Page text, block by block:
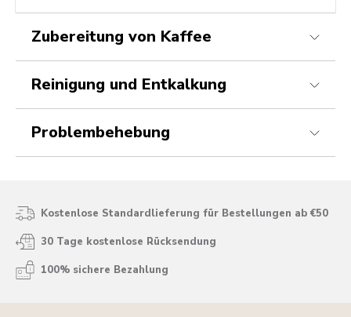
Zubereitung von Kaffee
Reinigung und Entkalkung
Problembehebung
Kostenlose Standardlieferung für Bestellungen ab €50
30 Tage kostenlose Rücksendung
100% sichere Bezahlung